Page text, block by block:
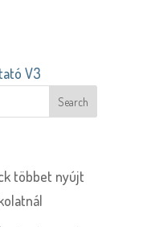
V3
többet nyújt